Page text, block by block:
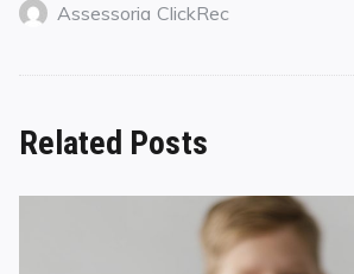
Assessoria ClickRec
Related Posts